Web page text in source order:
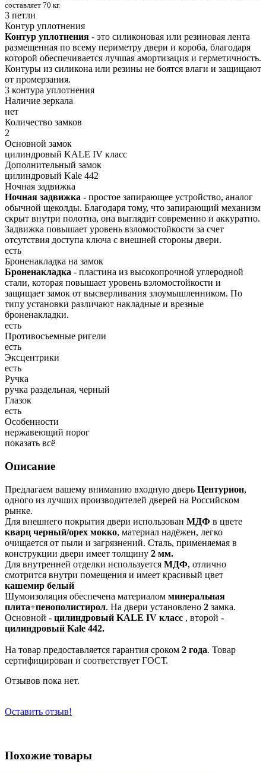
составляет 70 кг.
3 петли
Контур уплотнения
Контур уплотнения - это силиконовая или резиновая лента
размещенная по всему периметру двери и короба, благодаря
которой обеспечивается лучшая амортизация и герметичность.
Контуры из силикона или резины не боятся влаги и защищают
от промерзания.
3 контура уплотнения
Наличие зеркала
нет
Количество замков
2
Основной замок
цилиндровый KALE IV класс
Дополнительный замок
цилиндровый Kale 442
Ночная задвижка
Ночная задвижка - простое запирающее устройство, аналог
обычной щеколды. Благодаря тому, что запирающий механизм
скрыт внутри полотна, она выглядит современно и аккуратно.
Задвижка повышает уровень взломостойкости за счет
отсутствия доступа ключа с внешней стороны двери.
есть
Броненакладка на замок
Броненакладка - пластина из высокопрочной углеродной
стали, которая повышает уровень взломостойкости и
защищает замок от высверливания злоумышленником. По
типу установки различают накладные и врезные
броненакладки.
есть
Противосъемные ригели
есть
Эксцентрики
есть
Ручка
ручка раздельная, черный
Глазок
есть
Особенности
нержавеющий порог
показать всё
Описание
Предлагаем вашему вниманию входную дверь Центурион,
одного из лучших производителей дверей на Российском
рынке.
Для внешнего покрытия двери использован МДФ в цвете
кварц черный/орех мокко, материал надёжен, легко
очищается от пыли и загрязнений. Сталь, применяемая в
конструкции двери имеет толщину 2 мм.
Для внутренней отделки используется МДФ, отлично
смотрится внутри помещения и имеет красивый цвет
кашемир белый
Шумоизоляция обеспечена материалом минеральная
плита+пенополистирол. На двери установлено 2 замка.
Основной - цилиндровый KALE IV класс , второй -
цилиндровый Kale 442.
На товар предоставляется гарантия сроком 2 года. Товар
сертифицирован и соответствует ГОСТ.
Отзывов пока нет.
Оставить отзыв!
Похожие товары